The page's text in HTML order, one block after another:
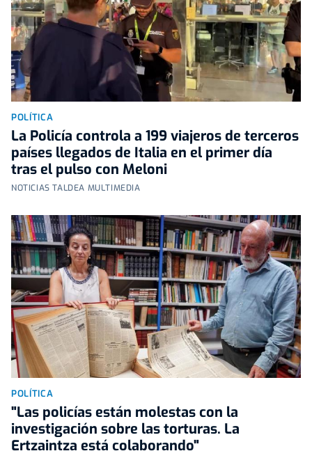
POLÍTICA
La Policía controla a 199 viajeros de terceros
países llegados de Italia en el primer día
tras el pulso con Meloni
NOTICIAS TALDEA MULTIMEDIA
POLÍTICA
"Las policías están molestas con la
investigación sobre las torturas. La
Ertzaintza está colaborando"